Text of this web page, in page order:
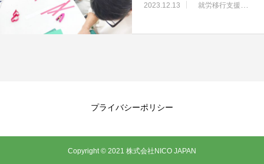
2023.12.13 就労移行支援・ニコサービス城東センター
プライバシーポリシー
Copyright © 2021 株式会社NICO JAPAN